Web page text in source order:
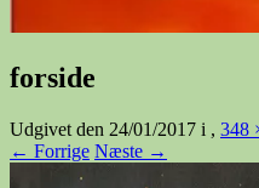
forside
Udgivet den 24/01/2017 i , 348
← Forrige Næste →